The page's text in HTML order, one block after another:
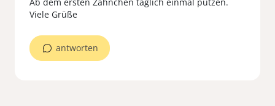
Viele Grüße
antworten